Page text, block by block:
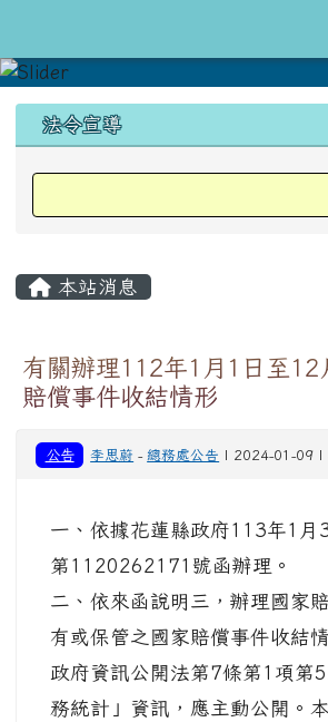
上中區域內容
法令宣導
本站消息
有關辦理112年1月1日至12
賠償事件收結情形
公告 李思蔚 - 總務處公告 | 2024-01-09 |
一、依據花蓮縣政府113年1月
第1120262171號函辦理。
二、依來函說明三，辦理國家
有或保管之國家賠償事件收結
政府資訊公開法第7條第1項第
務統計」資訊，應主動公開。
頁尾區域